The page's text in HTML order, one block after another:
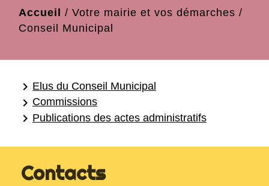
Accueil / Votre mairie et vos démarches /
Conseil Municipal
keyboard_arrow_right Elus du Conseil Municipal
keyboard_arrow_right Commissions
keyboard_arrow_right Publications des actes administratifs
Contacts